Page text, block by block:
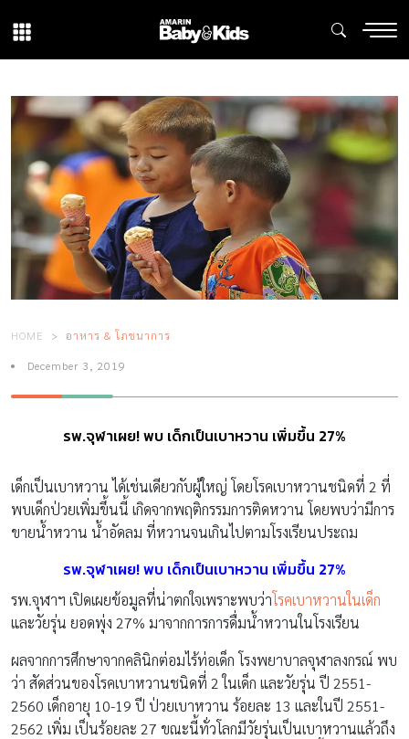
HOME อาหาร & โภชนาการ
December 3, 2019
รพ.จุฬาเผย! พบ เด็กเป็นเบาหวาน เพิ่มขึ้น 27%
เด็กเป็นเบาหวาน ได้เช่นเดียวกับผู้ใหญ่ โดยโรคเบาหวานชนิดที่ 2 ที่
พบเด็กป่วยเพิ่มขึ้นนี้ เกิดจากพฤติกรรมการติดหวาน โดยพบว่ามีการ
ขายน้ำหวาน น้ำอัดลม ที่หวานจนเกินไปตามโรงเรียนประถม
รพ.จุฬาเผย! พบ เด็กเป็นเบาหวาน เพิ่มขึ้น 27%
รพ.จุฬาฯ เปิดเผยข้อมูลที่น่าตกใจเพราะพบว่าโรคเบาหวานในเด็ก
และวัยรุ่น ยอดพุ่ง 27% มาจากการการดื่มน้ำหวานในโรงเรียน
ผลจากการศึกษาจากคลินิกต่อมไร้ท่อเด็ก โรงพยาบาลจุฬาลงกรณ์ พบ
ว่า สัดส่วนของโรคเบาหวานชนิดที่ 2 ในเด็ก และวัยรุ่น ปี 2551-
2560 เด็กอายุ 10-19 ปี ป่วยเบาหวาน ร้อยละ 13 และในปี 2551-
2562 เพิ่ม เป็นร้อยละ 27 ขณะนี้ทั่วโลกมีวัยรุ่นเป็นเบาหวานแล้วถึง